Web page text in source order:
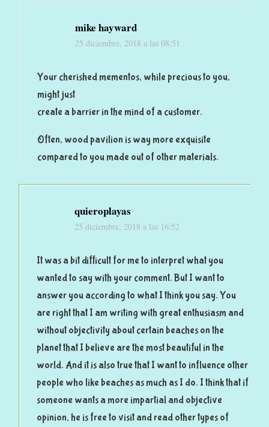
mike hayward
25 diciembre, 2018 a las 08:51
Your cherished mementos, while precious to you,
might just
create a barrier in the mind of a customer.
Often, wood pavilion is way more exquisite
compared to you made out of other materials.
quieroplayas
25 diciembre, 2018 a las 16:52
It was a bit difficult for me to interpret what you
wanted to say with your comment. But I want to
answer you according to what I think you say. You
are right that I am writing with great enthusiasm and
without objectivity about certain beaches on the
planet that I believe are the most beautiful in the
world. And it is also true that I want to influence other
people who like beaches as much as I do. I think that if
someone wants a more impartial and objective
opinion, he is free to visit and read other types of